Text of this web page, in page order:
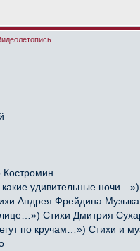
Костромин
удивительные ночи…»)
Андрея Фрейдина
Стихи Дмитрия
по кручам…») Стихи и